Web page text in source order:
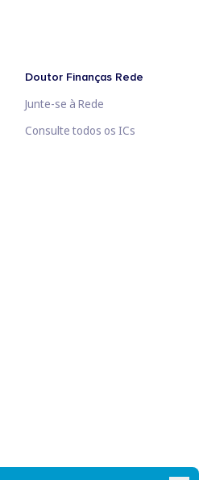
Doutor Finanças Rede
Junte-se à Rede
Consulte todos os ICs